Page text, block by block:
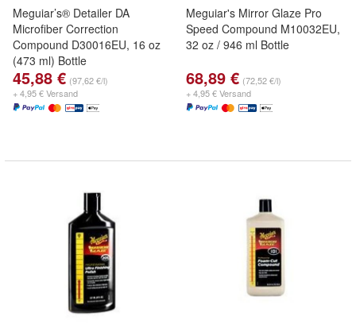
Meguiar’s® Detailer DA
Microfiber Correction
Compound D30016EU, 16 oz
(473 ml) Bottle
45,88 € (97,62 €/l)
+ 4,95 € Versand
Meguiar's Mirror Glaze Pro
Speed Compound M10032EU,
32 oz / 946 ml Bottle
68,89 € (72,52 €/l)
+ 4,95 € Versand